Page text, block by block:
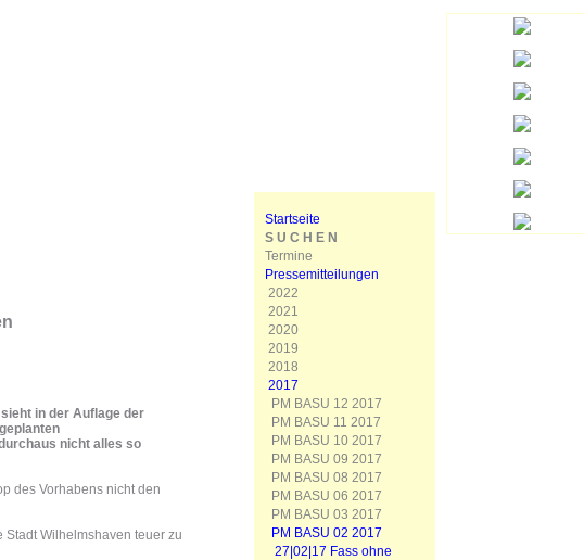
in der Auflage der
nicht alles so
des Vorhabens nicht den
Wilhelmshaven teuer zu
Startseite
S U C H E N
Termine
Pressemitteilungen
2022
2021
2020
2019
2018
2017
PM BASU 12 2017
PM BASU 11 2017
PM BASU 10 2017
PM BASU 09 2017
PM BASU 08 2017
PM BASU 06 2017
PM BASU 03 2017
PM BASU 02 2017
27|02|17 Fass ohne